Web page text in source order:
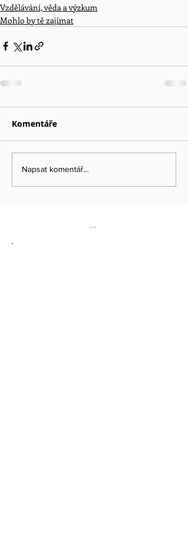
Vzdělávání, věda a výzkum
Mohlo by tě zajímat
Komentáře
Napsat komentář...
...